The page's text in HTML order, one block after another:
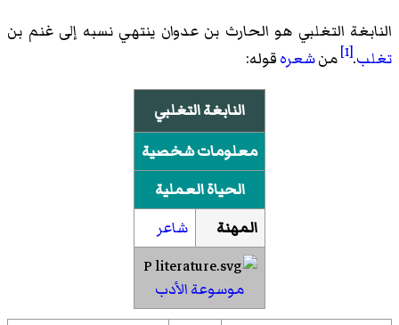
النابغة التغلبي هو الحارث بن عدوان ينتهي نسبه إلى غنم بن
تغلب.
[1] منشعرهقوله:
النابغة التغلبي
معلومات شخصية
الحياة العملية
المهنة
شاعر
موسوعة الأدب